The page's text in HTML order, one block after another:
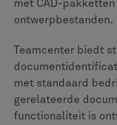
binnen de DS-
configuratie voor